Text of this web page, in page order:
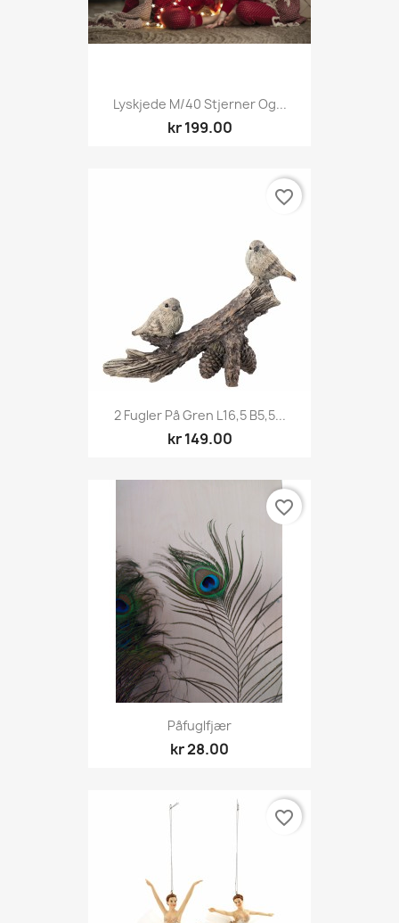
Lyskjede M/40 Stjerner Og...
kr 199.00
2 Fugler På Gren L16,5 B5,5...
kr 149.00
favorite_border
Påfuglfjær
kr 28.00
favorite_border
favorite_border